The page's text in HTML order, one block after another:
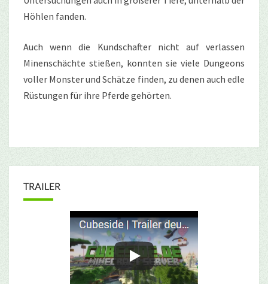
Höhlen fanden.
Auch wenn die Kundschafter nicht auf verlassen
Minenschächte stießen, konnten sie viele Dungeons
voller Monster und Schätze finden, zu denen auch edle
Rüstungen für ihre Pferde gehörten.
TRAILER